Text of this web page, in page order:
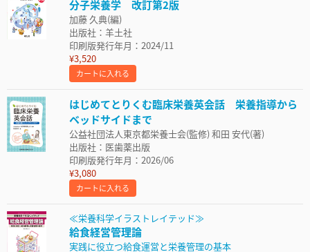
分子栄養学 改訂第2版
加藤 久典(編)
出版社：羊土社
印刷版発行年月：2024/11
¥3,520
カートに入れる
はじめてとりくむ臨床栄養英会話 栄養指導から
ベッドサイドまで
公益社団法人東京都栄養士会(監修) 和田 安代(著)
出版社：医歯薬出版
印刷版発行年月：2026/06
¥3,080
カートに入れる
≪栄養科学イラストレイテッド≫
給食経営管理論
実践に役立つ給食運営と栄養管理の基本